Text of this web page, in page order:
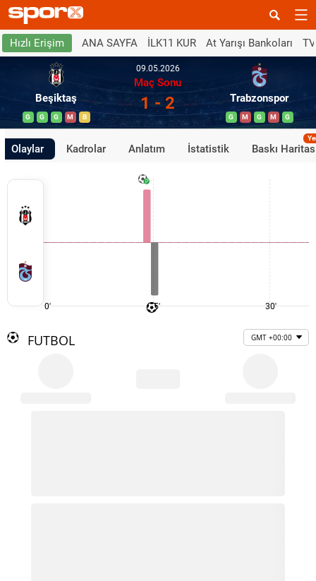
Hızlı Erişim ANA SAYFA İLK11 KUR At Yarışı Bankoları
Beşiktaş
G G G M B
09.05.2026
Maç Sonu
1 - 2 Trabzonspor
G M G M G
Olaylar Kadrolar Anlatım İstatistik Baskı
0' 15' 30'
FUTBOL GMT +00:00